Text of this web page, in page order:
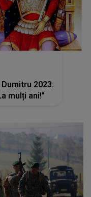
2023:
mulți ani!”